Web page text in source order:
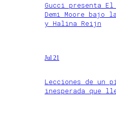
Gucci presenta
Demi Moore bajo
y Halina Reijn
Jul 21
Lecciones de un
inesperada que